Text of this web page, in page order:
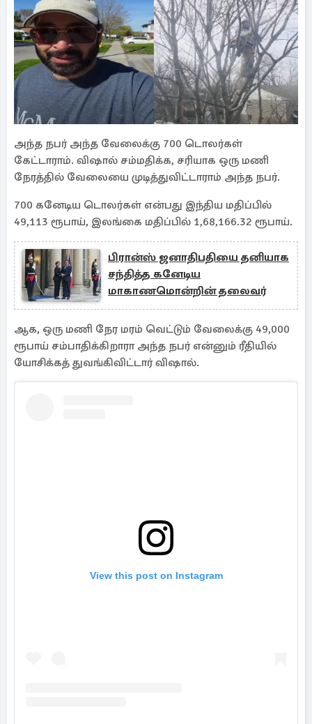
அந்த நபர் அந்த வேலைக்கு 700 டொலர்கள்
கேட்டாராம். விஷால் சம்மதிக்க, சரியாக ஒரு மணி
நேரத்தில் வேலையை முடித்துவிட்டாராம் அந்த நபர்.
700 கனேடிய டொலர்கள் என்பது இந்திய மதிப்பில்
49,113 ரூபாய், இலங்கை மதிப்பில் 1,68,166.32 ரூபாய்.
பிரான்ஸ் ஜனாதிபதியை தனியாக
சந்தித்த கனேடிய
மாகாணமொன்றின் தலைவர்
ஆக, ஒரு மணி நேர மரம் வெட்டும் வேலைக்கு 49,000
ரூபாய் சம்பாதிக்கிறாரா அந்த நபர் என்னும் ரீதியில்
யோசிக்கத் துவங்கிவிட்டார் விஷால்.
View this post on Instagram